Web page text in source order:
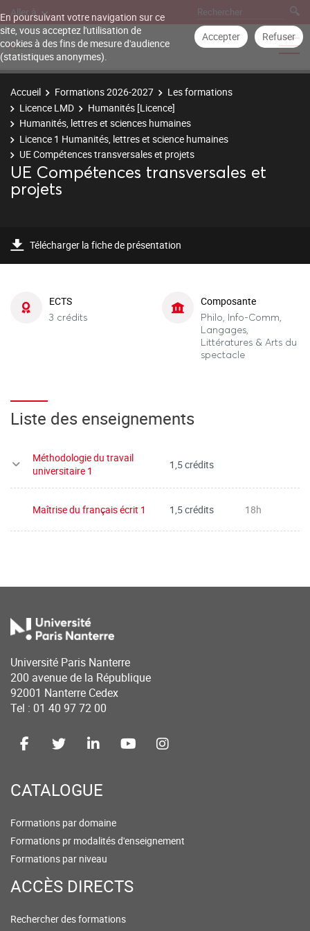
En poursuivant votre navigation sur ce
site, vous acceptez l'utilisation de
cookies à des fins de mesure d'audience
(statistiques anonymes).
Accepter Refuser
Aller à
Accueil Formations 2026-2027
Les formations
Licence LMD
Humanités [Licence]
Humanités, lettres et sciences humaines
Licence 1 Humanités, lettres et science humaines
UE Compétences transversales et projets
UE Compétences transversales et
projets
Télécharger la fiche de présentation
ECTS
3 crédits
Composante
Philo, Info-Comm,
Langages,
Littératures & Arts du
spectacle
Liste des enseignements
Méthodologie du travail
universitaire 1
1,5 crédits
Maîtrise du français écrit 1 1,5 crédits 18h
Université Paris Nanterre
200 avenue de la République
92001 Nanterre Cedex
Tel : 01 40 97 72 00
CATALOGUE
Formations par domaine
Formations pr modalités d'enseignement
Formations par niveau
ACCÈS DIRECTS
Rechercher des formations